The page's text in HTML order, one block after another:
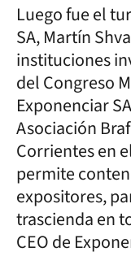
Luego fue el
SA, Martín
instituciones
del Congreso
Exponenciar
Asociación
Corrientes en
permite
expositores,
trascienda en
CEO de